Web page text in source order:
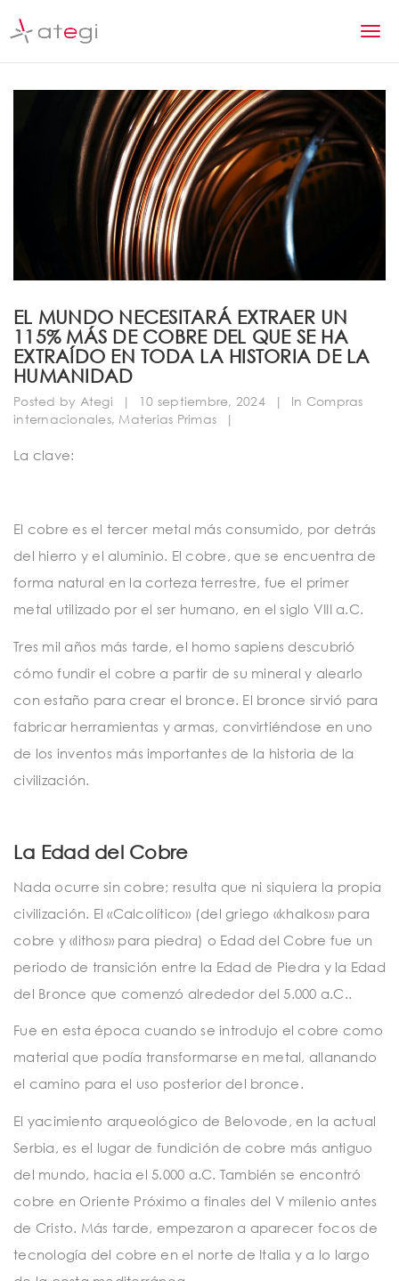
T
g
v
EL MUNDO NECESITARÁ EXTRAER UN
115% MÁS DE COBRE DEL QUE SE HA
EXTRAÍDO EN TODA LA HISTORIA DE LA
HUMANIDAD
Posted by Ategi | 10 septiembre, 2024 | In Compras
internacionales, Materias Primas |
La clave:
El cobre es el tercer metal más consumido, por detrás
del hierro y el aluminio. El cobre, que se encuentra de
forma natural en la corteza terrestre, fue el primer
metal utilizado por el ser humano, en el siglo VIII a.C.
Tres mil años más tarde, el homo sapiens descubrió
cómo fundir el cobre a partir de su mineral y alearlo
con estaño para crear el bronce. El bronce sirvió para
fabricar herramientas y armas, convirtiéndose en uno
de los inventos más importantes de la historia de la
civilización.
La Edad del Cobre
Nada ocurre sin cobre; resulta que ni siquiera la propia
civilización. El «Calcolítico» (del griego «khalkos» para
cobre y «lithos» para piedra) o Edad del Cobre fue un
periodo de transición entre la Edad de Piedra y la Edad
del Bronce que comenzó alrededor del 5.000 a.C..
Fue en esta época cuando se introdujo el cobre como
material que podía transformarse en metal, allanando
el camino para el uso posterior del bronce.
El yacimiento arqueológico de Belovode, en la actual
Serbia, es el lugar de fundición de cobre más antiguo
del mundo, hacia el 5.000 a.C. También se encontró
cobre en Oriente Próximo a finales del V milenio antes
de Cristo. Más tarde, empezaron a aparecer focos de
tecnología del cobre en el norte de Italia y a lo largo